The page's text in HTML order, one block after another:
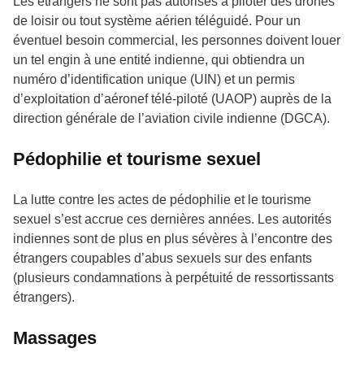
de loisir ou tout système aérien téléguidé. Pour un
éventuel besoin commercial, les personnes doivent louer
un tel engin à une entité indienne, qui obtiendra un
numéro d’identification unique (UIN) et un permis
d’exploitation d’aéronef télé-piloté (UAOP) auprès de la
direction générale de l’aviation civile indienne (DGCA).
Pédophilie et tourisme sexuel
La lutte contre les actes de pédophilie et le tourisme
sexuel s’est accrue ces dernières années. Les autorités
indiennes sont de plus en plus sévères à l’encontre des
étrangers coupables d’abus sexuels sur des enfants
(plusieurs condamnations à perpétuité de ressortissants
étrangers).
Massages